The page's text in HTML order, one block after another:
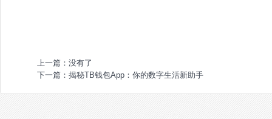
上一篇：没有了
下一篇： 揭秘TB钱包App：你的数字生活新助手